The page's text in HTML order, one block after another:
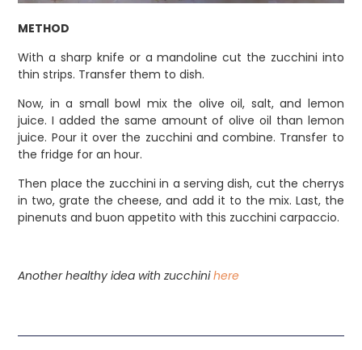
METHOD
With a sharp knife or a mandoline cut the zucchini into
thin strips. Transfer them to dish.
Now, in a small bowl mix the olive oil, salt, and lemon
juice. I added the same amount of olive oil than lemon
juice. Pour it over the zucchini and combine. Transfer to
the fridge for an hour.
Then place the zucchini in a serving dish, cut the cherrys
in two, grate the cheese, and add it to the mix. Last, the
pinenuts and buon appetito with this zucchini carpaccio.
Another healthy idea with zucchinihere